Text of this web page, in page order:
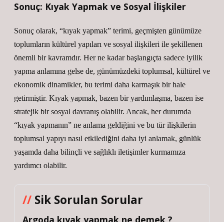
Sonuç: Kıyak Yapmak ve Sosyal İlişkiler
Sonuç olarak, “kıyak yapmak” terimi, geçmişten günümüze
toplumların kültürel yapıları ve sosyal ilişkileri ile şekillenen
önemli bir kavramdır. Her ne kadar başlangıçta sadece iyilik
yapma anlamına gelse de, günümüzdeki toplumsal, kültürel ve
ekonomik dinamikler, bu terimi daha karmaşık bir hale
getirmiştir. Kıyak yapmak, bazen bir yardımlaşma, bazen ise
stratejik bir sosyal davranış olabilir. Ancak, her durumda
“kıyak yapmanın” ne anlama geldiğini ve bu tür ilişkilerin
toplumsal yapıyı nasıl etkilediğini daha iyi anlamak, günlük
yaşamda daha bilinçli ve sağlıklı iletişimler kurmamıza
yardımcı olabilir.
Sik Sorulan Sorular
Argoda kıyak yapmak ne demek ?